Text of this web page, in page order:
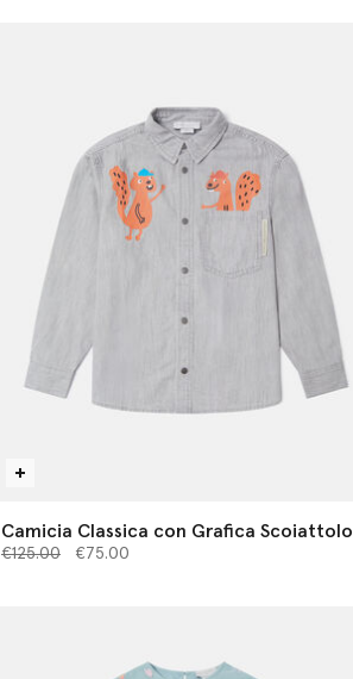
Camicia Classica con Grafica Scoiattolo
Prezzo ridotto da
€125.00a €75.00